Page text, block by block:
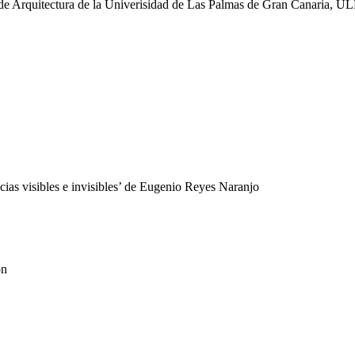
Arquitectura de la Univerisidad de Las Palmas de Gran Canaria,
visibles e invisibles’ de Eugenio Reyes Naranjo